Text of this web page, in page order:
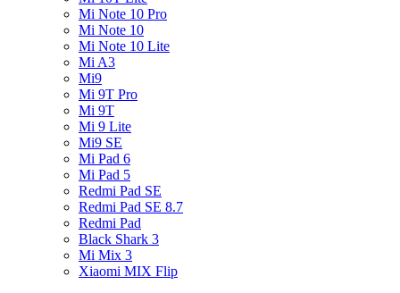
Mi Note 10 Pro
Mi Note 10
Mi Note 10 Lite
Mi A3
Mi9
Mi 9T Pro
Mi 9T
Mi 9 Lite
Mi9 SE
Mi Pad 6
Mi Pad 5
Redmi Pad SE
Redmi Pad SE 8.7
Redmi Pad
Black Shark 3
Mi Mix 3
Xiaomi MIX Flip